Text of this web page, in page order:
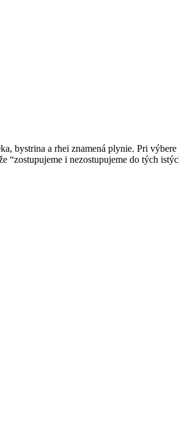
bystrina a rhei znamená plynie. Pri
i nezostupujeme do tých